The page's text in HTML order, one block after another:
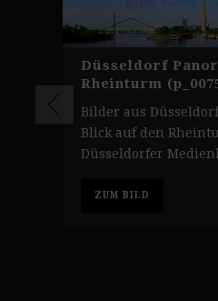
Düsseldorf
Rheinturm
Bilder aus
Blick auf den
Düsseldorfer
ZUM BILD